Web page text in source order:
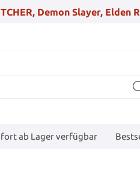
Demon Slayer, Elden
ab Lager verfügbar